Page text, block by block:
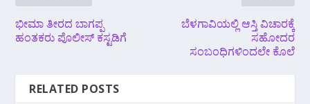
ಭೀಮಾ ತೀರದ ಬಾಗಪ್ಪ
ಹಂತಕರು ಪೊಲೀಸ್ ಕಸ್ಟಡಿಗೆ
ಬೆಳಗಾವಿಯಲ್ಲಿ ಆಸ್ತಿ ವಿಚಾರಕ್ಕೆ
ಸಹೋದರ
ಸಂಬಂಧಿಗಳಿಂದಲೇ ಕೊಲೆ
RELATED POSTS